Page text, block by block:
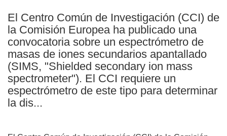
El Centro Común de Investigación (CCI) de
la Comisión Europea ha publicado una
convocatoria sobre un espectrómetro de
masas de iones secundarios apantallado
(SIMS, "Shielded secondary ion mass
spectrometer"). El CCI requiere un
espectrómetro de este tipo para determinar
la dis...